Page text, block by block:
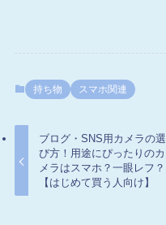
持ち物 スマホ関連
ブログ・SNS用カメラの選
び方！用途にぴったりのカ
メラはスマホ？一眼レフ？
【はじめて買う人向け】